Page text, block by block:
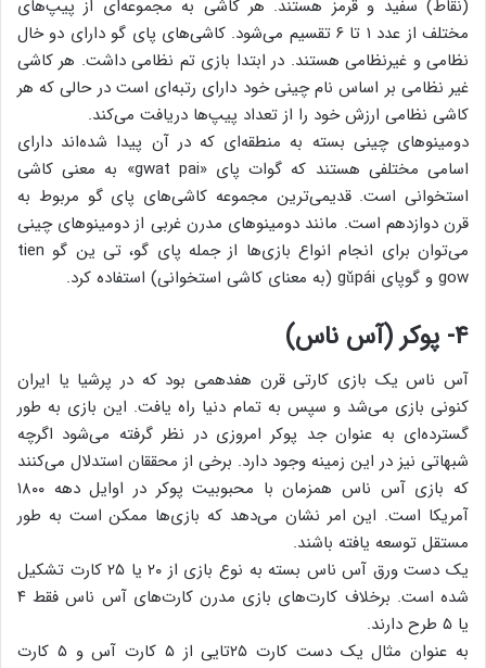
(نقاط) سفید و قرمز هستند. هر کاشی به مجموعه‌ای از پیپ‌های
مختلف از عدد ۱ تا ۶ تقسیم می‌شود. کاشی‌های پای گو دارای دو خال
نظامی‌ و غیرنظامی هستند. در ابتدا بازی تم نظامی داشت. هر کاشی
غیر نظامی بر اساس نام چینی خود دارای رتبه‌ای است در حالی که هر
کاشی نظامی ‌ارزش‌ خود را از تعداد پیپ‌ها دریافت می‌کند.
دومینو‌های چینی بسته به منطقه‌ای که در آن پیدا شده‌اند دارای
اسامی مختلفی هستند که گوات پای «gwat pai» به معنی کاشی
استخوانی است. قدیمی‌ترین مجموعه کاشی‌های پای گو مربوط به
قرن دوازدهم است. مانند دومینو‌های مدرن غربی از دومینو‌های چینی
می‌توان برای انجام انواع بازی‌ها از جمله پای گو، تی ین گو tien
gow و گوپای gǔpái (به معنای کاشی استخوانی) استفاده کرد.
۴- پوکر (آس ناس)
آس ناس یک بازی کارتی قرن هفدهمی بود که در پرشیا یا ایران
کنونی بازی می‌شد و سپس به تمام دنیا راه یافت. این بازی به طور
گسترده‌ای به عنوان جد پوکر امروزی در نظر گرفته می‌شود اگرچه
شبهاتی نیز در این زمینه وجود دارد. برخی از محققان استدلال می‌کنند
که بازی آس ناس همزمان با محبوبیت پوکر در اوایل دهه ۱۸۰۰
آمریکا است. این امر نشان می‌دهد که بازی‌ها ممکن است به طور
مستقل توسعه یافته باشند.
یک دست ورق آس ناس بسته به نوع بازی از ۲۰ یا ۲۵ کارت تشکیل
شده است. برخلاف کارت‌های بازی مدرن کارت‌های آس ناس فقط ۴
یا ۵ طرح دارند.
به عنوان مثال یک دست کارت ۲۵تایی از ۵ کارت آس و ۵ کارت